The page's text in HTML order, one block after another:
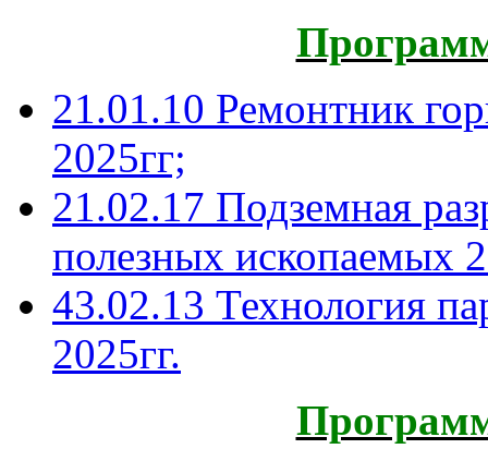
21.01.10 Ремонтник
2025гг;
21.02.17 Подземная
полезных ископаемых
43.02.13 Технология
2025гг.